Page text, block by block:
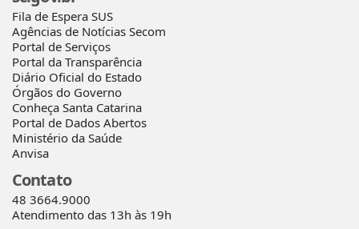
Fila de Espera SUS
Agências de Notícias Secom
Portal de Serviços
Portal da Transparência
Diário Oficial do Estado
Órgãos do Governo
Conheça Santa Catarina
Portal de Dados Abertos
Ministério da Saúde
Anvisa
Contato
48 3664.9000
Atendimento das 13h às 19h